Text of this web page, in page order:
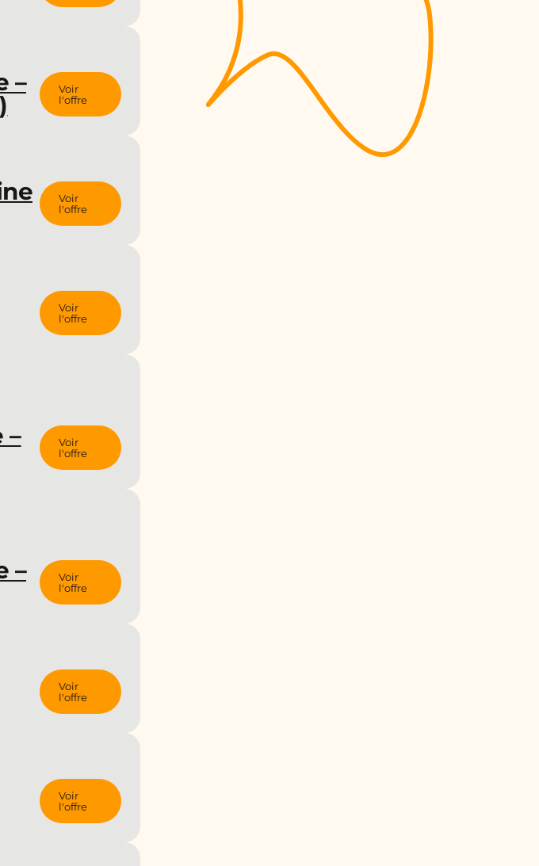
–
Voir
l'offre
Voir
l'offre
Voir
l'offre
–
Voir
l'offre
–
Voir
l'offre
Voir
l'offre
Voir
l'offre